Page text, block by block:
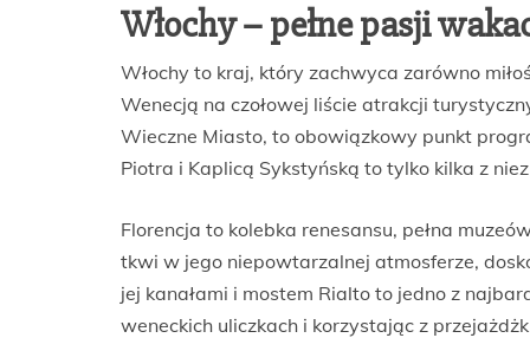
Włochy – pełne pasji
Włochy to kraj, który zachwyca zarówno
Wenecją na czołowej liście atrakcji
Wieczne Miasto, to obowiązkowy punkt
Piotra i Kaplicą Sykstyńską to tylko kilka z
Florencja to kolebka renesansu, pełna
tkwi w jego niepowtarzalnej atmosferze,
jej kanałami i mostem Rialto to jedno z
weneckich uliczkach i korzystając z